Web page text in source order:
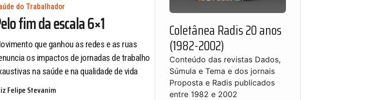
do Trabalhador
fim da escala 6×1
que ganhou as redes e as ruas
os impactos de jornadas de trabalho
na saúde e na qualidade de vida
Felipe Stevanim
Coletânea Radis 20 anos
(1982-2002)
Conteúdo das revistas Dados,
Súmula e Tema e dos jornais
Proposta e Radis publicados
entre 1982 e 2002